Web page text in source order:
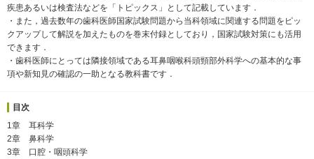
疾患あるいは検査法などを「トピックス」として記載しています．
・また，過去数年の歯科医師国家試験問題から当科領域に関連する問題をピッ
クアップして解説を加えたものを巻末付録としており，国家試験対策にも活用
できます．
・歯科医師にとっては隣接領域である耳鼻咽喉科頭頸部外科学への基本的な事
項や新知見の確認の一助となる教科書です．
目次
1章 耳科学
2章 鼻科学
3章 口腔・咽頭科学